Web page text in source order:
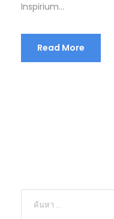
Inspirium...
Read More